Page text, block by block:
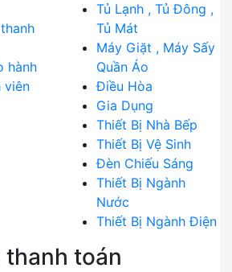
hành
viên
Tủ Lạnh , Tủ Đông ,
Tủ Mát
Máy Giặt , Máy Sấy
Quần Áo
Điều Hòa
Gia Dụng
Thiết Bị Nhà Bếp
Thiết Bị Vệ Sinh
Đèn Chiếu Sáng
Thiết Bị Ngành
Nước
Thiết Bị Ngành Điện
thanh toán